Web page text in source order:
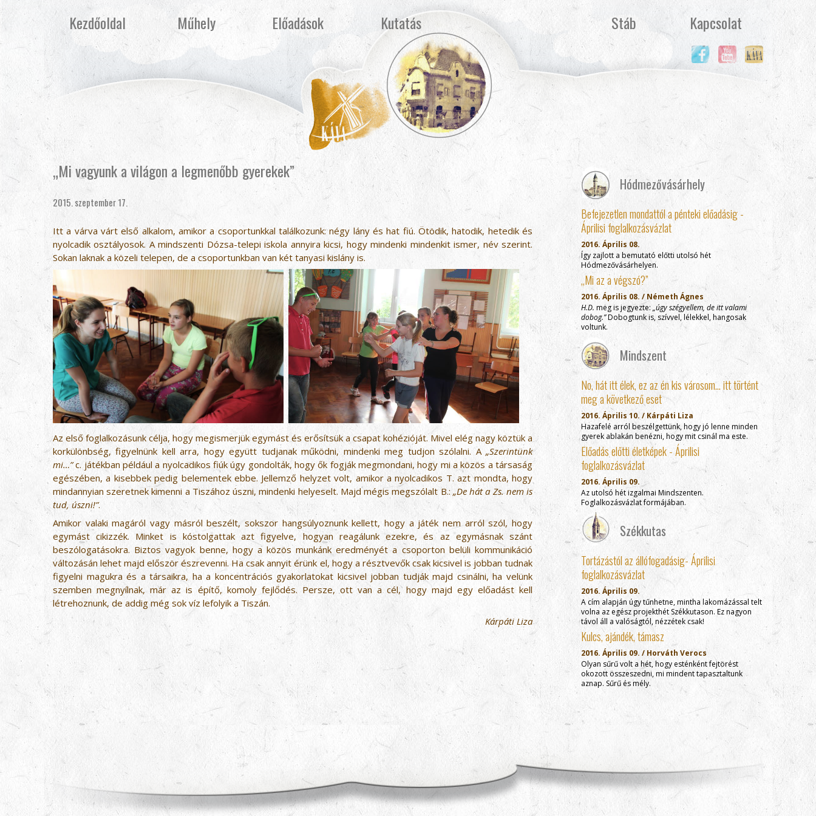
Kezdőoldal Műhely Előadások Kutatás Stáb Kapcsolat
„Mi vagyunk a világon a legmenőbb gyerekek”
2015. szeptember 17.
Itt a várva várt első alkalom, amikor a csoportunkkal találkozunk: négy lány és hat fiú. Ötödik, hatodik, hetedik és
nyolcadik osztályosok. A mindszenti Dózsa-telepi iskola annyira kicsi, hogy mindenki mindenkit ismer, név szerint.
Sokan laknak a közeli telepen, de a csoportunkban van két tanyasi kislány is.
Az első foglalkozásunk célja, hogy megismerjük egymást és erősítsük a csapat kohézióját. Mivel elég nagy köztük a
korkülönbség, figyelnünk kell arra, hogy együtt tudjanak működni, mindenki meg tudjon szólalni. A „Szerintünk
mi…”c. játékban például a nyolcadikos fiúk úgy gondolták, hogy ők fogják megmondani, hogy mi a közös a társaság
egészében, a kisebbek pedig belementek ebbe. Jellemző helyzet volt, amikor a nyolcadikos T. azt mondta, hogy
mindannyian szeretnek kimenni a Tiszához úszni, mindenki helyeselt. Majd mégis megszólalt B.: „De hát a Zs. nem is
tud, úszni!”.
Amikor valaki magáról vagy másról beszélt, sokszor hangsúlyoznunk kellett, hogy a játék nem arról szól, hogy
egymást cikizzék. Minket is kóstolgattak azt figyelve, hogyan reagálunk ezekre, és az egymásnak szánt
beszólogatásokra. Biztos vagyok benne, hogy a közös munkánk eredményét a csoporton belüli kommunikáció
változásán lehet majd először észrevenni. Ha csak annyit érünk el, hogy a résztvevők csak kicsivel is jobban tudnak
figyelni magukra és a társaikra, ha a koncentrációs gyakorlatokat kicsivel jobban tudják majd csinálni, ha velünk
szemben megnyílnak, már az is építő, komoly fejlődés. Persze, ott van a cél, hogy majd egy előadást kell
létrehoznunk, de addig még sok víz lefolyik a Tiszán.
Kárpáti Liza
Hódmezővásárhely
Befejezetlen mondattól a pénteki előadásig -
Áprilisi foglalkozásvázlat
2016. Április 08.
Így zajlott a bemutató előtti utolsó hét
Hódmezővásárhelyen.
„Mi az a végszó?”
2016. Április 08. / Németh Ágnes
H.D. meg is jegyezte: „úgy szégyellem, de itt valami
dobog.”Dobogtunk is, szívvel, lélekkel, hangosak
voltunk.
Mindszent
No, hát itt élek, ez az én kis városom… itt történt
meg a következő eset
2016. Április 10. / Kárpáti Liza
Hazafelé arról beszélgettünk, hogy jó lenne minden
gyerek ablakán benézni, hogy mit csinál ma este.
Előadás előtti életképek - Áprilisi
foglalkozásvázlat
2016. Április 09.
Az utolsó hét izgalmai Mindszenten.
Foglalkozásvázlat formájában.
Székkutas
Tortázástól az állófogadásig- Áprilisi
foglalkozásvázlat
2016. Április 09.
A cím alapján úgy tűnhetne, mintha lakomázással telt
volna az egész projekthét Székkutason. Ez nagyon
távol áll a valóságtól, nézzétek csak!
Kulcs, ajándék, támasz
2016. Április 09. / Horváth Verocs
Olyan sűrű volt a hét, hogy esténként fejtörést
okozott összeszedni, mi mindent tapasztaltunk
aznap. Sűrű és mély.